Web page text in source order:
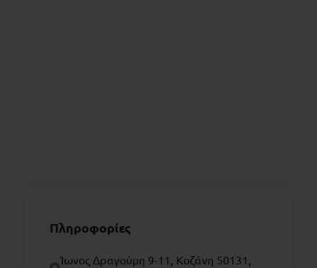
Πληροφορίες
Ίωνος Δραγούμη 9-11, Κοζάνη 50131,